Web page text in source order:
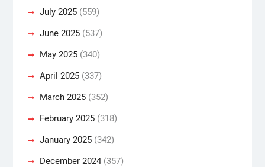
July 2025(559)
June 2025(537)
May 2025(340)
April 2025(337)
March 2025(352)
February 2025(318)
January 2025(342)
December 2024(357)